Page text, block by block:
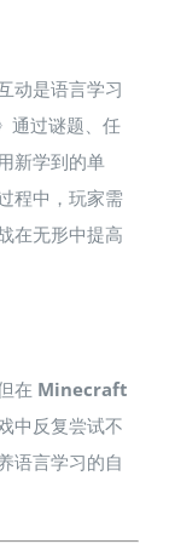
动是语言学习
通过谜题、任
新学到的单
程中，玩家需
在无形中提高
在 Minecraft
中反复尝试不
语言学习的自